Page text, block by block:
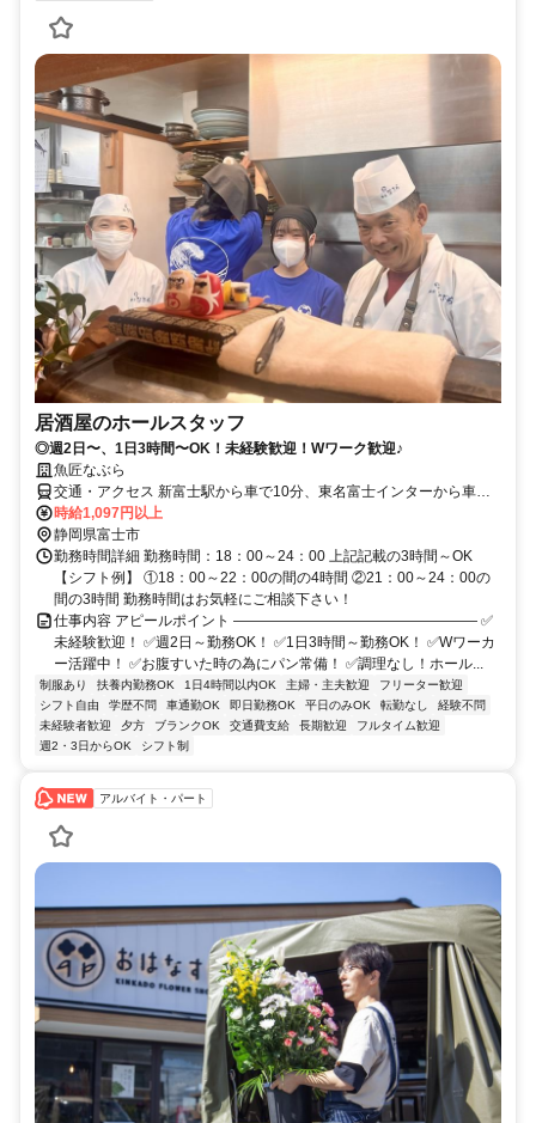
居酒屋のホールスタッフ
◎週2日〜、1日3時間〜OK！未経験歓迎！Wワーク歓迎♪
魚匠なぶら
交通・アクセス 新富士駅から車で10分、東名富士インターから車で5
分
時給1,097円以上
静岡県富士市
勤務時間詳細 勤務時間：18：00～24：00 上記記載の3時間～OK
【シフト例】 ①18：00～22：00の間の4時間 ②21：00～24：00の
間の3時間 勤務時間はお気軽にご相談下さい！
仕事内容 アピールポイント ――――――――――――――――― ✅
未経験歓迎！ ✅週2日～勤務OK！ ✅1日3時間～勤務OK！ ✅Wワーカ
ー活躍中！ ✅お腹すいた時の為にパン常備！ ✅調理なし！ホール...
制服あり 扶養内勤務OK 1日4時間以内OK 主婦・主夫歓迎
フリーター歓迎
シフト自由
学歴不問 車通勤OK 即日勤務OK 平日のみOK 転勤なし
経験不問
未経験者歓迎
夕方 ブランクOK 交通費支給 長期歓迎
フルタイム歓迎
週2・3日からOK
シフト制
アルバイト・パート